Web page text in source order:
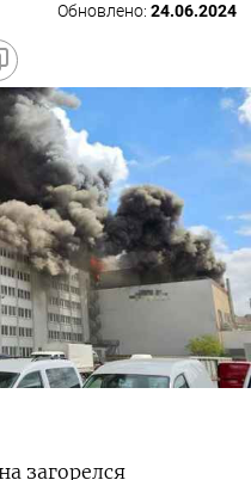
Обновлено: 24.06.2024
загорелся